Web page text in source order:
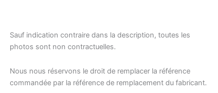
Sauf indication contraire dans la description, toutes les
photos sont non contractuelles.
Nous nous réservons le droit de remplacer la référence
commandée par la référence de remplacement du fabricant.